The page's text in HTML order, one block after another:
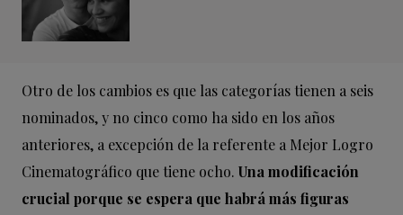
Otro de los cambios es que las categorías tienen a seis
nominados, y no cinco como ha sido en los años
anteriores, a excepción de la referente a Mejor Logro
Cinematográfico que tiene ocho. Una modificación
crucial porque se espera que habrá más figuras